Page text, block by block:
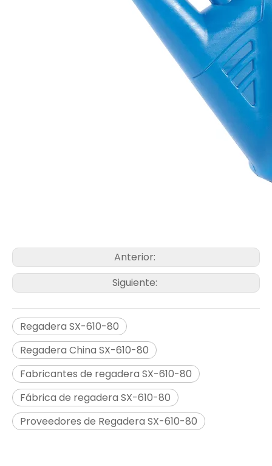
Anterior:
Siguiente:
Regadera SX-610-80
Regadera China SX-610-80
Fabricantes de regadera SX-610-80
Fábrica de regadera SX-610-80
Proveedores de Regadera SX-610-80